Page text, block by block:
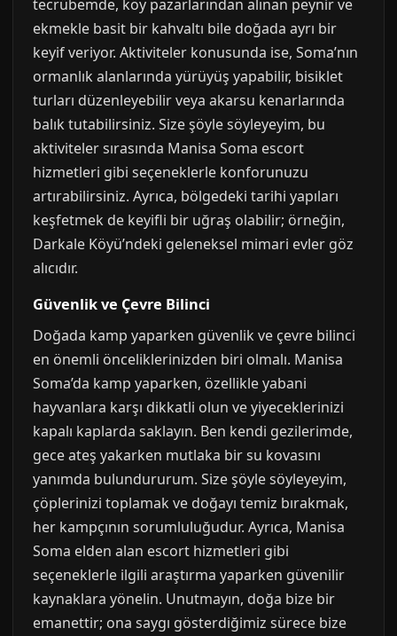
tecrübemde, köy pazarlarından alınan peynir ve
ekmekle basit bir kahvaltı bile doğada ayrı bir
keyif veriyor. Aktiviteler konusunda ise, Soma’nın
ormanlık alanlarında yürüyüş yapabilir, bisiklet
turları düzenleyebilir veya akarsu kenarlarında
balık tutabilirsiniz. Size şöyle söyleyeyim, bu
aktiviteler sırasında Manisa Soma escort
hizmetleri gibi seçeneklerle konforunuzu
artırabilirsiniz. Ayrıca, bölgedeki tarihi yapıları
keşfetmek de keyifli bir uğraş olabilir; örneğin,
Darkale Köyü’ndeki geleneksel mimari evler göz
alıcıdır.
Güvenlik ve Çevre Bilinci
Doğada kamp yaparken güvenlik ve çevre bilinci
en önemli önceliklerinizden biri olmalı. Manisa
Soma’da kamp yaparken, özellikle yabani
hayvanlara karşı dikkatli olun ve yiyeceklerinizi
kapalı kaplarda saklayın. Ben kendi gezilerimde,
gece ateş yakarken mutlaka bir su kovasını
yanımda bulundururum. Size şöyle söyleyeyim,
çöplerinizi toplamak ve doğayı temiz bırakmak,
her kampçının sorumluluğudur. Ayrıca, Manisa
Soma elden alan escort hizmetleri gibi
seçeneklerle ilgili araştırma yaparken güvenilir
kaynaklara yönelin. Unutmayın, doğa bize bir
emanettir; ona saygı gösterdiğimiz sürece bize